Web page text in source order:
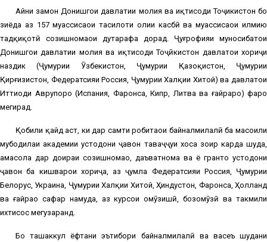
Айни замон Донишгоҳи давлатии молия ва иқтисоди Тоҷикистон бо
зиёда аз 157 муассисаҳои таҳсилоти олии касбӣ ва муассисаҳои илмию
тадқиқотӣ созишномаҳои дутарафа дорад. Ҷуғрофияи муносибатҳои
Донишгоҳи давлатии молия ва иқтисоди Тоҷӣкистон давлатҳои хориҷи
наздик (Ҷумҳурии Ӯзбекистон, Ҷумҳурии Қазоқистон, Ҷумҳурии
Қирғизистон, Федератсияи Россия, Ҷумҳурии Халқии Хитой) ва давлатҳои
Иттиҳоди Аврупоро (Испания, Фаронса, Кипр, Литва ва ғайраро) фаро
мегирад.
Қобили қайд аст, ки дар самти робитаҳои байналмилалӣ ба масоили
мубодилаи академии устодони ҷавон таваҷҷуҳи хоса зоҳир карда шуда,
ҳамасола дар доираи созишномаҳо, даъватнома ва ё грантҳо устодони
ҷавон ба кишварҳои хориҷа, аз ҷумла Федератсияи Россия, Ҷумҳурии
Белорус, Украина, Ҷумҳурии Халқии Хитой, Ҳиндустон, Фаронса, Ҳолланд
ва ғайраҳо сафар намуда, аз курсҳои омӯзишӣ, бозомӯзӣ ва такмили
ихтисос мегузаранд.
Бо ташаккул ёфтани эътибори байналмилалӣ ва васеъ шудани